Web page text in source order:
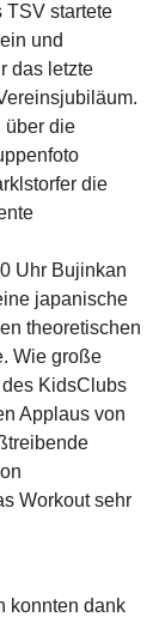
TSV startete
und
das letzte
über die
die
Uhr Bujinkan
japanische
theoretischen
Wie große
KidsClubs
Applaus von
Workout sehr
konnten dank